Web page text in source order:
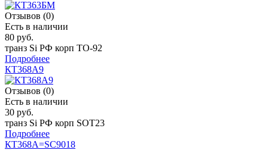
Отзывов (0)
Есть в наличии
80 руб.
транз Si РФ корп TO-92
Подробнее
КТ368А9
Отзывов (0)
Есть в наличии
30 руб.
транз Si РФ корп SOT23
Подробнее
КТ368А=SC9018